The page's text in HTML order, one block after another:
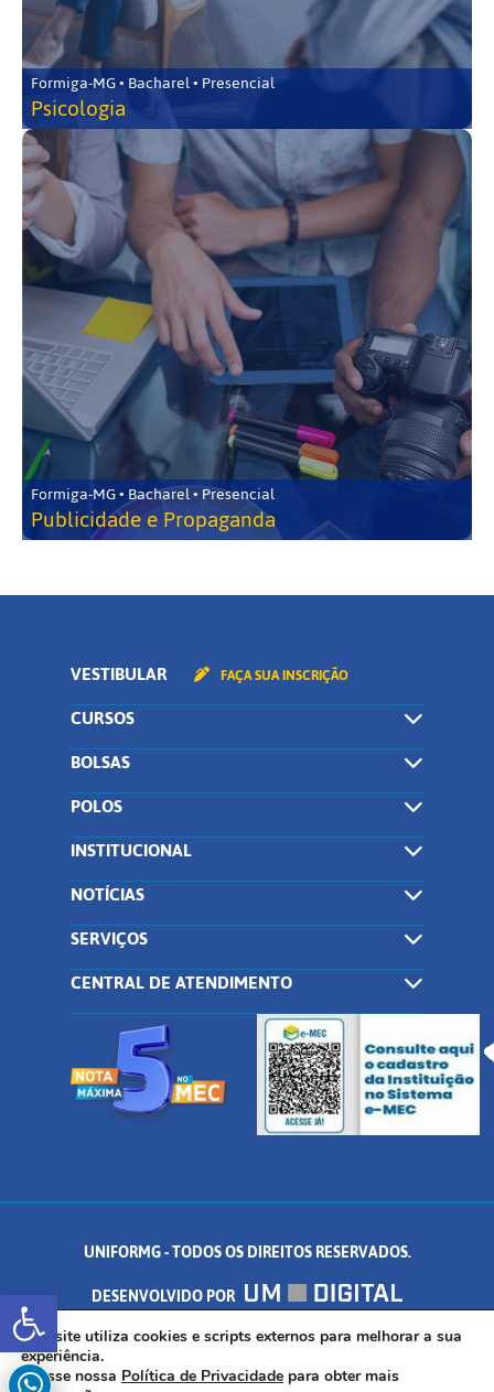
Abrir a barra de ferramentas
Formiga-MG • Bacharel • Presencial
Psicologia
Formiga-MG • Bacharel • Presencial
Publicidade e Propaganda
VESTIBULAR FAÇA SUA INSCRIÇÃO
CURSOS
BOLSAS
POLOS
INSTITUCIONAL
NOTÍCIAS
SERVIÇOS
CENTRAL DE ATENDIMENTO
UNIFORMG - TODOS OS DIREITOS RESERVADOS.
DESENVOLVIDO POR
AV. DR. ARNALDO DE SENNA, 328 - PALMEIRAS, FORMIGA/MG - CEP:
35.574.530
Este site utiliza cookies e scripts externos para melhorar a sua
experiência.
Acesse nossa Política de Privacidade para obter mais